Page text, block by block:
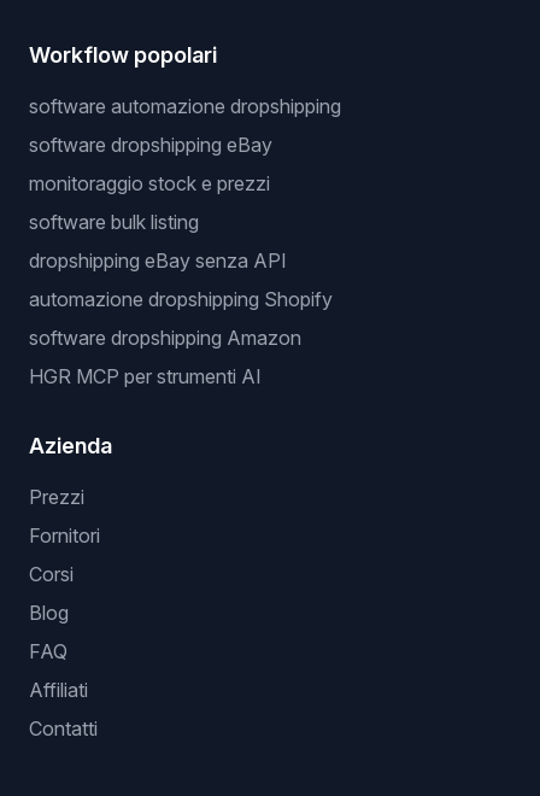
Workflow popolari
software automazione dropshipping
software dropshipping eBay
monitoraggio stock e prezzi
software bulk listing
dropshipping eBay senza API
automazione dropshipping Shopify
software dropshipping Amazon
HGR MCP per strumenti AI
Azienda
Prezzi
Fornitori
Corsi
Blog
FAQ
Affiliati
Contatti